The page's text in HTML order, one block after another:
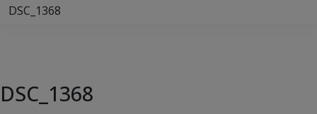
DSC_1368
DSC_1368